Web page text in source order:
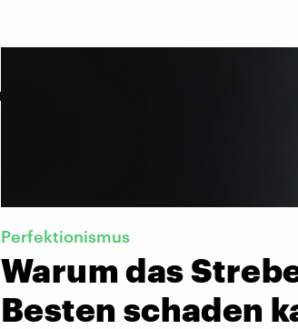
Perfektionismus
Warum das
Besten schaden